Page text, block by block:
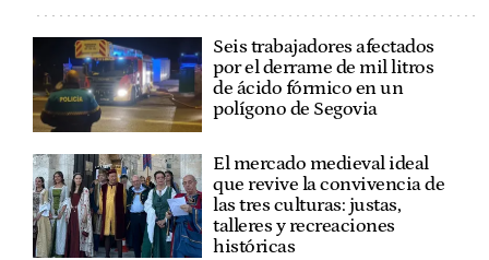
Seis trabajadores afectados
por el derrame de mil litros
de ácido fórmico en un
polígono de Segovia
El mercado medieval ideal
que revive la convivencia de
las tres culturas: justas,
talleres y recreaciones
históricas